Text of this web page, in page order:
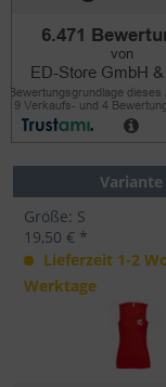
Variante
Größe: S
19,50 € *
Lieferzeit 1-2
Werktage